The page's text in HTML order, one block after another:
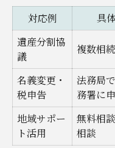
不動産相続
相談料が気
初回相談で
相続税対策が必
識
不動産相続
相続税の基
対応例 具
遺産分割協
議
複数相
名義変更・
税申告
法務局
務署に
地域サポー
ト活用
無料相
相談